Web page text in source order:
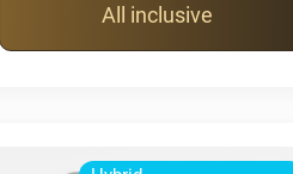
All inclusive